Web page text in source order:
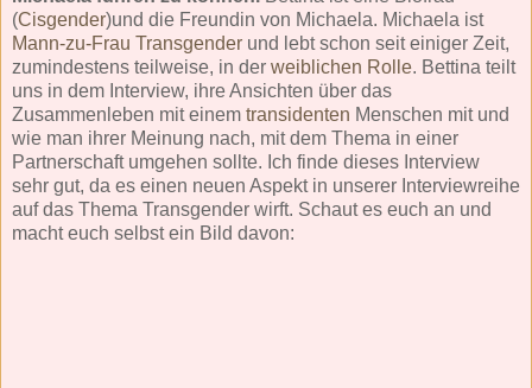
(Cisgender)und die Freundin von Michaela. Michaela ist
Mann-zu-Frau Transgender und lebt schon seit einiger Zeit,
zumindestens teilweise, in der weiblichen Rolle. Bettina teilt
uns in dem Interview, ihre Ansichten über das
Zusammenleben mit einem transidenten Menschen mit und
wie man ihrer Meinung nach, mit dem Thema in einer
Partnerschaft umgehen sollte. Ich finde dieses Interview
sehr gut, da es einen neuen Aspekt in unserer Interviewreihe
auf das Thema Transgender wirft. Schaut es euch an und
macht euch selbst ein Bild davon: